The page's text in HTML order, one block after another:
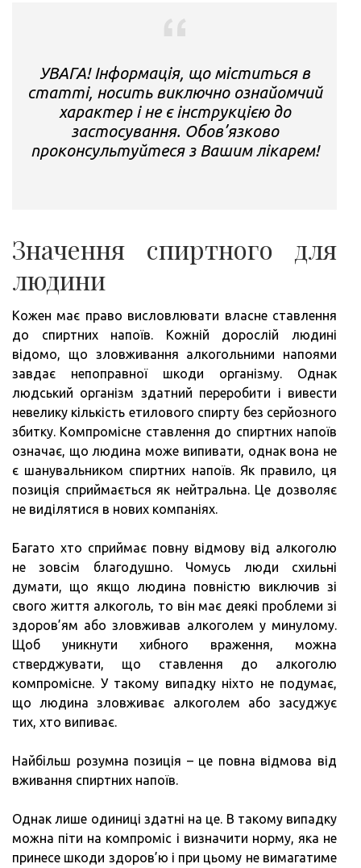
УВАГА! Інформація, що міститься в
статті, носить виключно ознайомчий
характер і не є інструкцією до
застосування. Обов’язково
проконсультуйтеся з Вашим лікарем!
Значення спиртного для
людини
Кожен має право висловлювати власне ставлення
до спиртних напоїв. Кожній дорослій людині
відомо, що зловживання алкогольними напоями
завдає непоправної шкоди організму. Однак
людський організм здатний переробити і вивести
невелику кількість етилового спирту без серйозного
збитку. Компромісне ставлення до спиртних напоїв
означає, що людина може випивати, однак вона не
є шанувальником спиртних напоїв. Як правило, ця
позиція сприймається як нейтральна. Це дозволяє
не виділятися в нових компаніях.
Багато хто сприймає повну відмову від алкоголю
не зовсім благодушно. Чомусь люди схильні
думати, що якщо людина повністю виключив зі
свого життя алкоголь, то він має деякі проблеми зі
здоров’ям або зловживав алкоголем у минулому.
Щоб уникнути хибного враження, можна
стверджувати, що ставлення до алкоголю
компромісне. У такому випадку ніхто не подумає,
що людина зловживає алкоголем або засуджує
тих, хто випиває.
Найбільш розумна позиція – це повна відмова від
вживання спиртних напоїв.
Однак лише одиниці здатні на це. В такому випадку
можна піти на компроміс і визначити норму, яка не
принесе шкоди здоров’ю і при цьому не вимагатиме